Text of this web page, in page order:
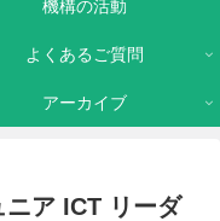
機構の活動
よくあるご質問
アーカイブ
ア ICT リーダ